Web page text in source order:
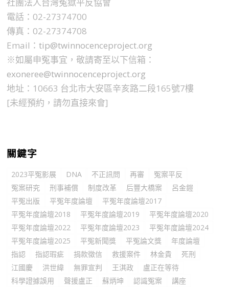
社團法人台灣冤獄平反協會
電話：02-27374700
傳真：02-27374708
Email：tip@twinnocenceproject.org
※如屬申冤事宜，敬請寄至以下信箱：
exoneree@twinnocenceproject.org
地址：10663 台北市大安區辛亥路二段165號7樓
[未經預約，請勿直接來會]
關鍵字
2023平冤影展 DNA 不正訊問 再審
冤案平反
冤案研究
刑事補償 制度改革 后豐大橋案
呂金鎧
平冤出版
平冤年度論壇
平冤年度論壇2017
平冤年度論壇2018
平冤年度論壇2019
平冤年度論壇2020
平冤年度論壇2022
平冤年度論壇2023
平冤年度論壇2024
平冤年度論壇2025
平冤新聞獎 平冤論文獎
年度論壇
指認
指認瑕疵 捐款徵信 救援案件 林金貴
死刑
江國慶
洪世緯 無罪宣判 王淇政
盧正在等待
科學證據誤用
聲援盧正 蘇炳坤 認識冤案 講座